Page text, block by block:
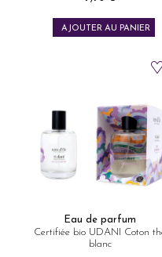
Prix
AJOUTER AU PANIER
Eau de parfum
Certifiée bio UDANI Coton
blanc